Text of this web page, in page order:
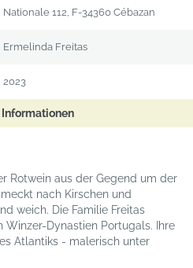
Nationale 112, F-34360 Cébazan
Ermelinda Freitas
2023
Rotwein aus der Gegend um der
nach Kirschen und
weich. Die Familie Freitas
Dynastien Portugals. Ihre
Atlantiks - malerisch unter